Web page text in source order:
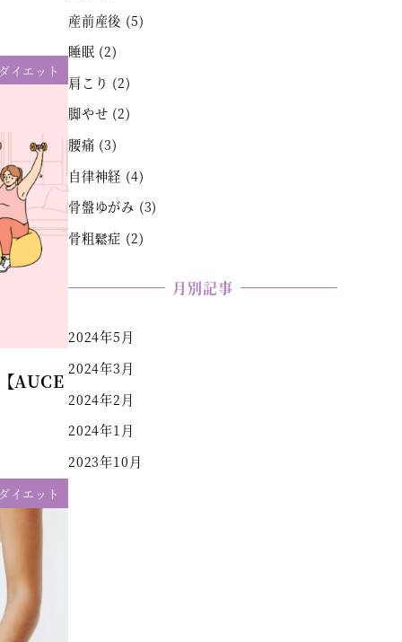
イエット
AUCE
イエット
産前産後 (5)
睡眠 (2)
肩こり (2)
脚やせ (2)
腰痛 (3)
自律神経 (4)
骨盤ゆがみ (3)
骨粗鬆症 (2)
月別記事
2024年5月
2024年3月
2024年2月
2024年1月
2023年10月